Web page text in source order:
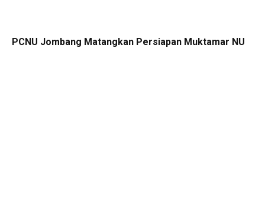
PCNU Jombang Matangkan Persiapan Muktamar NU